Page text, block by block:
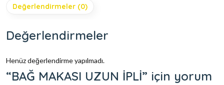
Değerlendirmeler (0)
Değerlendirmeler
Henüz değerlendirme yapılmadı.
“BAĞ MAKASI UZUN İPLİ” için yorum